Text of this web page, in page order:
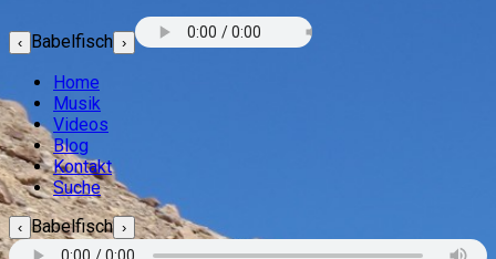
‹ Babelfisch ›
Home
Musik
Videos
Blog
Kontakt
Suche
‹ Babelfisch ›